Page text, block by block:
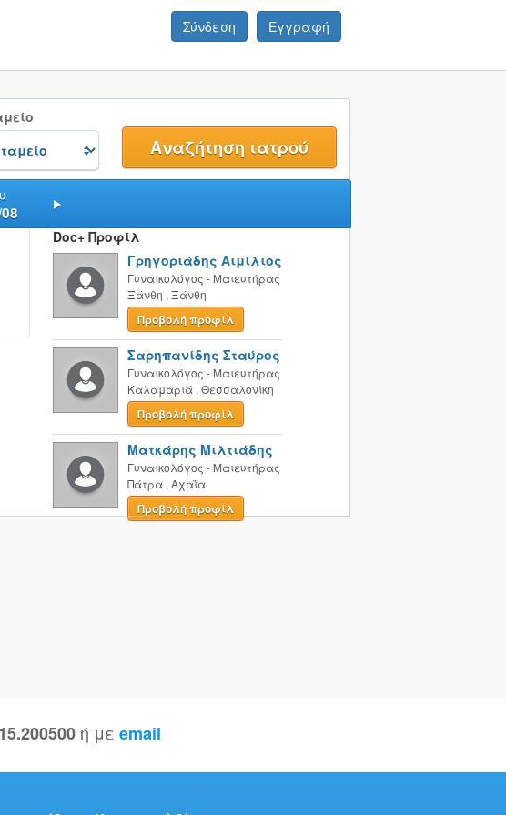
Σύνδεση Εγγραφή
Doc+ Προφίλ
Γρηγοριάδης Αιμίλιος
Γυναικολόγος - Μαιευτήρας
Ξάνθη , Ξάνθη
Προβολή προφίλ
Σαρηπανίδης Σταύρος
Γυναικολόγος - Μαιευτήρας
Καλαμαριά , Θεσσαλονίκη
Προβολή προφίλ
Ματκάρης Μιλτιάδης
Γυναικολόγος - Μαιευτήρας
Πάτρα , Αχαΐα
Προβολή προφίλ
ή με email